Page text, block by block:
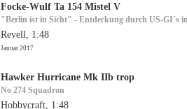
Focke-Wulf Ta 154 Mistel V
"Berlin ist in Sicht" - Entdeckung durch US-GI´s
Revell, 1:48
Januar 2017
Hawker Hurricane Mk IIb trop
No 274 Squadron
Hobbycraft, 1:48